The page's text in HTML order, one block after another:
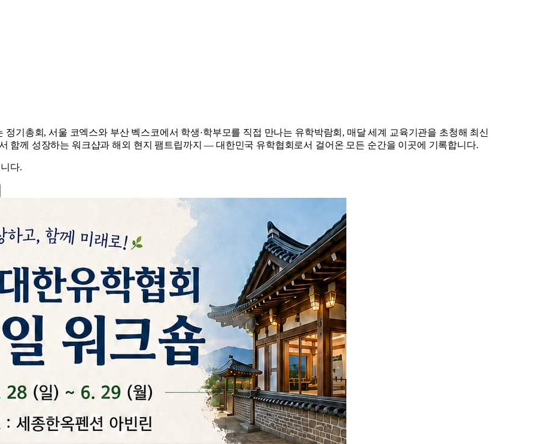
기총회, 서울 코엑스와 부산 벡스코에서 학생·학부모를 직접 만나는 유학박람회, 매달 세계 교육기관을 초청해 최신
함께 성장하는 워크샵과 해외 현지 팸트립까지 — 대한민국 유학협회로서 걸어온 모든 순간을 이곳에 기록합니다.
다.